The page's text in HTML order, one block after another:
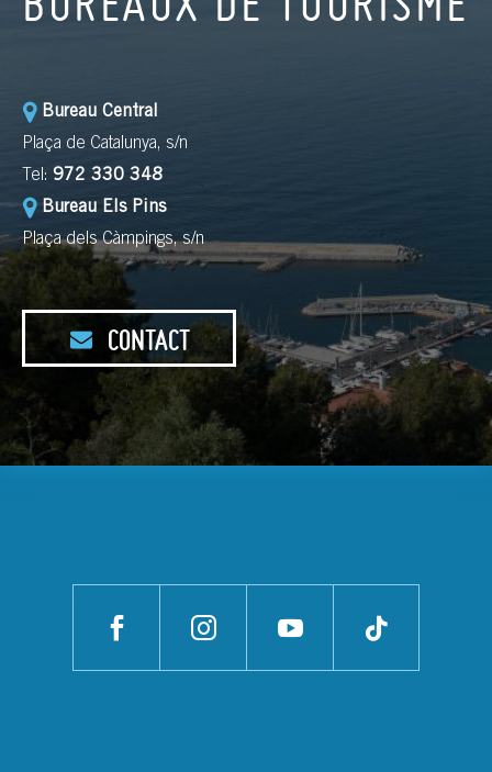
Bureau Central
Plaça de Catalunya, s/n
Tel: 972 330 348
Bureau Els Pins
Plaça dels Càmpings, s/n
CONTACT